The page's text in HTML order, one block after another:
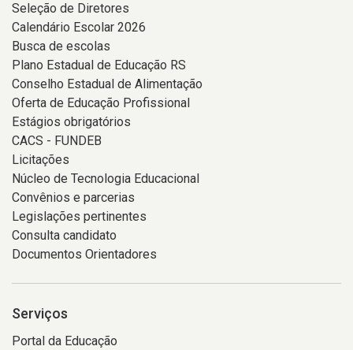
Seleção de Diretores
Calendário Escolar 2026
Busca de escolas
Plano Estadual de Educação RS
Conselho Estadual de Alimentação
Oferta de Educação Profissional
Estágios obrigatórios
CACS - FUNDEB
Licitações
Núcleo de Tecnologia Educacional
Convênios e parcerias
Legislações pertinentes
Consulta candidato
Documentos Orientadores
Serviços
Portal da Educação